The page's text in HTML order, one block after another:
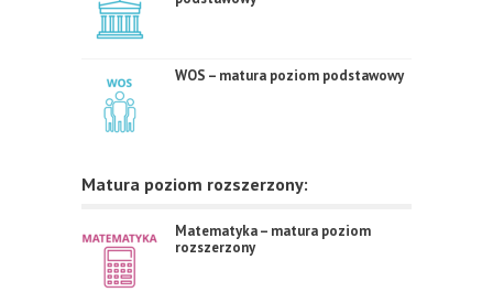
WOS – matura poziom podstawowy
Matura poziom rozszerzony:
Matematyka – matura poziom
rozszerzony